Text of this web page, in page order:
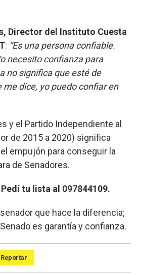
Director del Instituto Cuesta
: “Es una persona confiable.
necesito confianza para
no significa que esté de
me dice, yo puedo confiar en
y el Partido Independiente al
de 2015 a 2020) significa
empujón para conseguir la
de Senadores.
Pedí tu lista al 097844109.
que hace la diferencia;
es garantía y confianza.
Reportar